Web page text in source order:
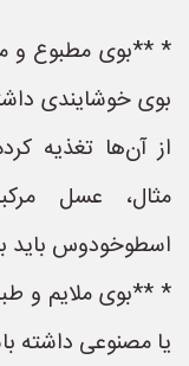
* **بوی مطبوع و
بوی خوشایندی
از آن‌ها تغذیه
مثال، عسل
اسطوخودوس باید
* **بوی ملایم و
یا مصنوعی داشته